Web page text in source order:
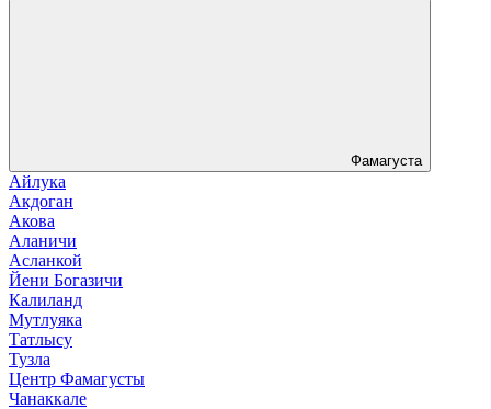
Фамагуста
Айлука
Акдоган
Акова
Аланичи
Асланкой
Йени Богазичи
Калиланд
Мутлуяка
Татлысу
Тузла
Центр Фамагусты
Чанаккале